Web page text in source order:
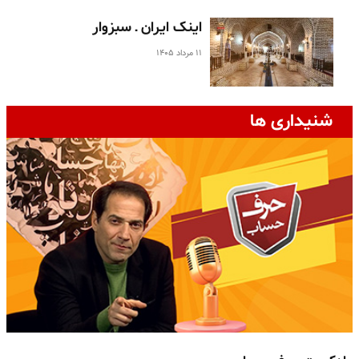
اینک ایران ـ سبزوار
۱۱ مرداد ۱۴۰۵
شنیداری ها